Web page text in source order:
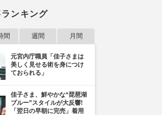
ンキング
間 週間 月間
元宮内庁職員「佳子さまは
美しく見せる術を身につけ
ておられる」
佳子さま、鮮やかな“琵琶湖
ブルー”スタイルが大反響!
「翌日の早朝に完売」着用